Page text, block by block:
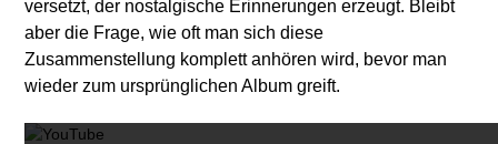
versetzt, der nostalgische Erinnerungen erzeugt. Bleibt
aber die Frage, wie oft man sich diese
Zusammenstellung komplett anhören wird, bevor man
wieder zum ursprünglichen Album greift.
Mit